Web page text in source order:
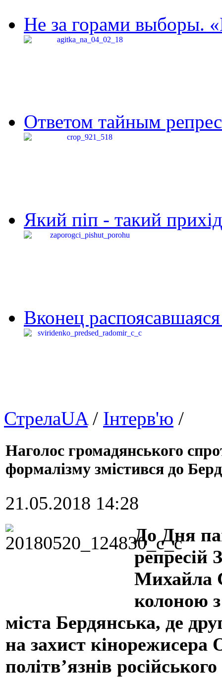
Не за горами выборы.
Ответом тайным
Який піп - такий
Вконец
СтрелаUA/ Інтерв'ю /
Наголос громадянського
формалізму змістився до
21.05.2018 14:28
До Дня
репресій
Михайла
колоною з
міста Бердянська, де
на захист
політв’язнів